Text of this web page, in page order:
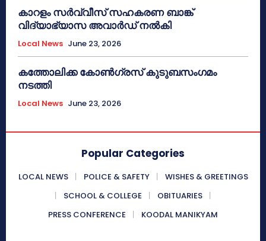
കാറളം സർവ്വീസ് സഹകരണ ബാങ്ക്
വിദ്യാഭ്യാസ അവാർഡ് നൽകി
Local News June 23, 2026
കത്തോലിക്ക കോൺഗ്രസ് കുടുബസംഗമം
നടത്തി
Local News June 23, 2026
Popular Categories
LOCAL NEWS POLICE & SAFETY
WISHES & GREETINGS
SCHOOL & COLLEGE
OBITUARIES
PRESS CONFERENCE
KOODAL MANIKYAM